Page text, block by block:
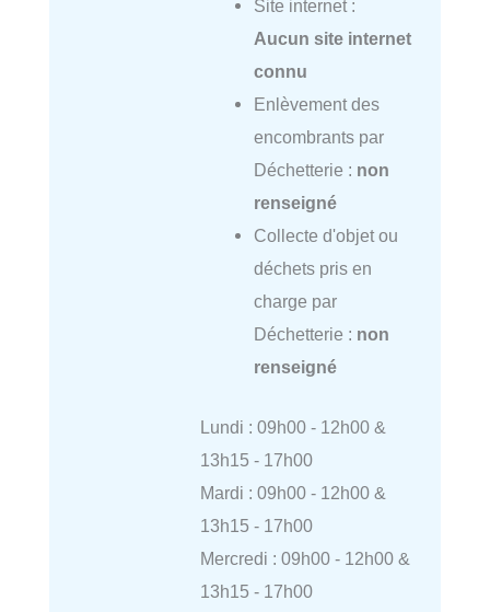
Site internet :
Aucun site internet
connu
Enlèvement des
encombrants par
Déchetterie : non
renseigné
Collecte d'objet ou
déchets pris en
charge par
Déchetterie : non
renseigné
Lundi : 09h00 - 12h00 &
13h15 - 17h00
Mardi : 09h00 - 12h00 &
13h15 - 17h00
Mercredi : 09h00 - 12h00 &
13h15 - 17h00